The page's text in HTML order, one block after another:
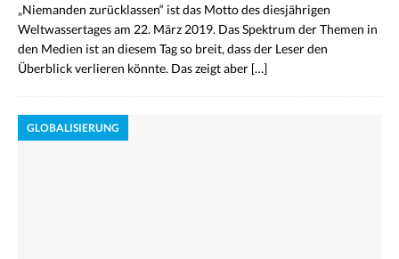
„Niemanden zurücklassen“ ist das Motto des diesjährigen
Weltwassertages am 22. März 2019. Das Spektrum der Themen in
den Medien ist an diesem Tag so breit, dass der Leser den
Überblick verlieren könnte. Das zeigt aber […]
GLOBALISIERUNG